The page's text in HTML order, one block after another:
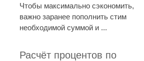
Чтобы максимально сэкономить,
важно заранее пополнить стим
необходимой суммой и ...
Расчёт процентов по